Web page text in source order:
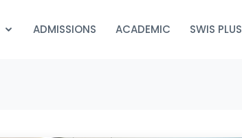
ADMISSIONS ACADEMIC SWIS PLUS